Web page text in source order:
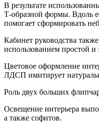
В результате
Т-образной формы. Вдоль
помогает сформировать
Кабинет руководства
использованием простой
Цветовое оформление
ЛДСП имитирует
Роль двух больших
Освещение интерьера
а также софитов.